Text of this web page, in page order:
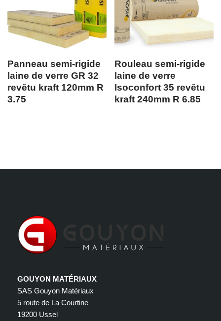
Panneau semi-rigide
laine de verre GR 32
revêtu kraft 120mm R
3.75
Rouleau semi-rigide
laine de verre
Isoconfort 35 revêtu
kraft 240mm R 6.85
GOUYON MATÉRIAUX
SAS Gouyon Matériaux
5 route de La Courtine
19200 Ussel